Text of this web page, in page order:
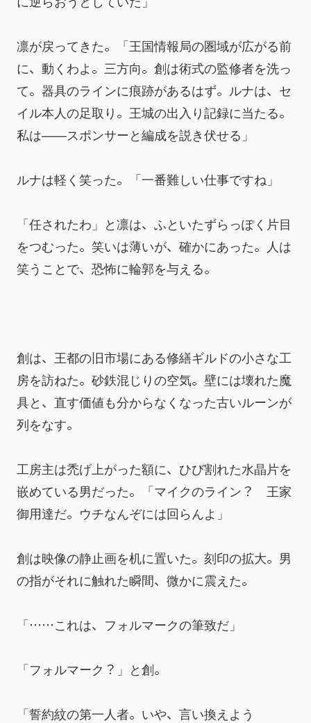
凛が戻ってきた。「王国情報局の圏域が広がる前
に、動くわよ。三方向。創は術式の監修者を洗っ
て。器具のラインに痕跡があるはず。ルナは、セ
イル本人の足取り。王城の出入り記録に当たる。
私は——スポンサーと編成を説き伏せる」
ルナは軽く笑った。「一番難しい仕事ですね」
「任されたわ」と凛は、ふといたずらっぽく片目
をつむった。笑いは薄いが、確かにあった。人は
笑うことで、恐怖に輪郭を与える。
創は、王都の旧市場にある修繕ギルドの小さな工
房を訪ねた。砂鉄混じりの空気。壁には壊れた魔
具と、直す価値も分からなくなった古いルーンが
列をなす。
工房主は禿げ上がった額に、ひび割れた水晶片を
嵌めている男だった。「マイクのライン？　王家
御用達だ。ウチなんぞには回らんよ」
創は映像の静止画を机に置いた。刻印の拡大。男
の指がそれに触れた瞬間、微かに震えた。
「……これは、フォルマークの筆致だ」
「フォルマーク？」と創。
「誓約紋の第一人者。いや、言い換えよう